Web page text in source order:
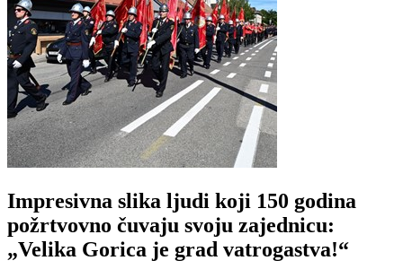
Impresivna slika ljudi koji 150 godina
požrtvovno čuvaju svoju zajednicu:
„Velika Gorica je grad vatrogastva!“